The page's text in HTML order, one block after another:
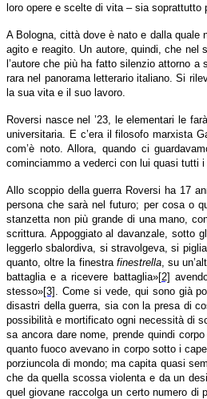
loro opere e scelte di vita – sia
A Bologna, città dove è nato e dalla quale
agito e reagito. Un autore, quindi, che nel
l’autore che più ha fatto silenzio attorno
rara nel panorama letterario italiano. Si
la sua vita e il suo lavoro.
Roversi nasce nel ’23, le elementari le
universitaria. E c’era il filosofo marxista
com’è noto. Allora, quando ci
cominciammo a vederci con lui quasi tutti i
Allo scoppio della guerra Roversi ha 17
persona che sarà nel futuro; per cosa o
stanzetta non più grande di una mano,
scrittura. Appoggiato al davanzale, sotto
leggerlo sbalordiva, si stravolgeva, si
quanto, oltre la finestra finestrella, su
battaglia e a ricevere battaglia»[2]
stesso»[3]
. Come si vede, qui sono già
disastri della guerra, sia con la presa di
possibilità e mortificato ogni necessità di
sa ancora dare nome, prende quindi
quanto fuoco avevano in corpo sotto i
porziuncola di mondo; ma capita quasi
che da quella scossa violenta e da un
quel giovane raccolga un certo numero di